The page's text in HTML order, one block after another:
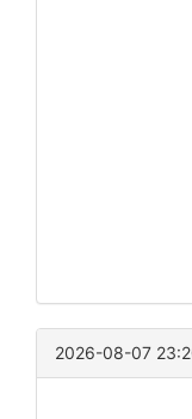
2026-08-07